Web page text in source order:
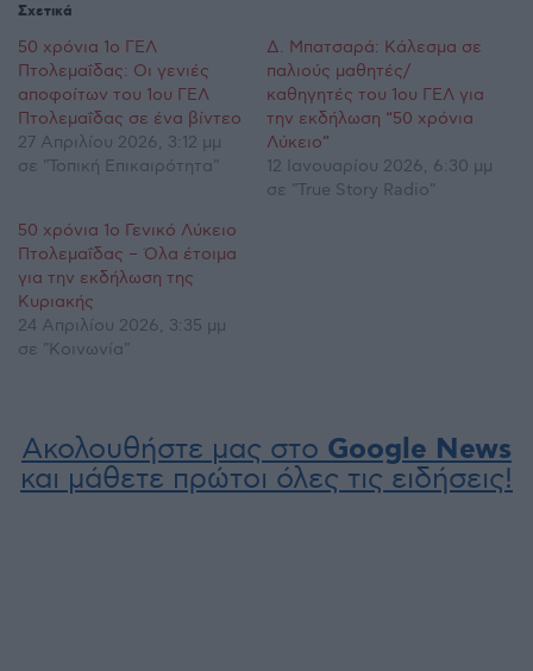
Σχετικά
50 χρόνια 1ο ΓΕΛ
Πτολεμαΐδας: Οι γενιές
αποφοίτων του 1ου ΓΕΛ
Πτολεμαΐδας σε ένα βίντεο
27 Απριλίου 2026, 3:12 μμ
σε "Τοπική Επικαιρότητα"
Δ. Μπατσαρά: Κάλεσμα σε
παλιούς μαθητές/
καθηγητές του 1ου ΓΕΛ για
την εκδήλωση “50 χρόνια
Λύκειο”
12 Ιανουαρίου 2026, 6:30 μμ
σε "True Story Radio"
50 χρόνια 1ο Γενικό Λύκειο
Πτολεμαΐδας – Όλα έτοιμα
για την εκδήλωση της
Κυριακής
24 Απριλίου 2026, 3:35 μμ
σε "Κοινωνία"
Ακολουθήστε μας στο Google News
και μάθετε πρώτοι όλες τις ειδήσεις!